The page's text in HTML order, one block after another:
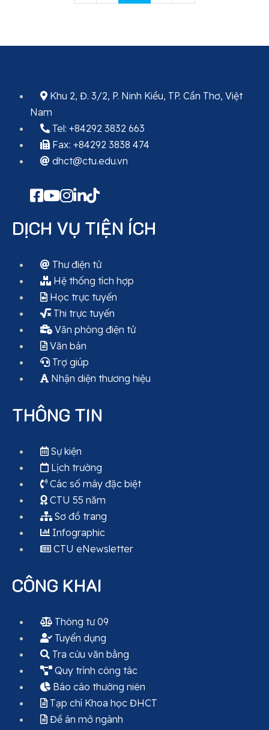
Khu 2, Đ. 3/2, P. Ninh Kiều, TP. Cần Thơ, Việt
Nam
Tel: +84292 3832 663
Fax: +84292 3838 474
dhct@ctu.edu.vn
DỊCH VỤ TIỆN ÍCH
Thư điện tử
Hệ thống tích hợp
Học trực tuyến
Thi trực tuyến
Văn phòng điện tử
Văn bản
Trợ giúp
Nhận diện thương hiệu
THÔNG TIN
Sự kiện
Lịch trường
Các số máy đặc biệt
CTU 55 năm
Sơ đồ trang
Infographic
CTU eNewsletter
CÔNG KHAI
Thông tư 09
Tuyển dụng
Tra cứu văn bằng
Quy trình công tác
Báo cáo thường niên
Tạp chí Khoa học ĐHCT
Đề án mở ngành